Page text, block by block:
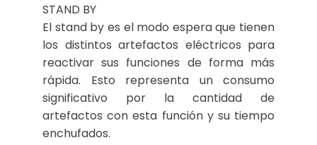
STAND BY
El stand by es el modo espera que tienen
los distintos artefactos eléctricos para
reactivar sus funciones de forma más
rápida. Esto representa un consumo
significativo por la cantidad de
artefactos con esta función y su tiempo
enchufados.